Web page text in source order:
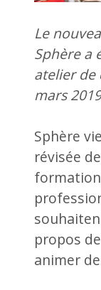
Le
Sphère a
atelier de
mars
Sphère
révisée
propos
animer